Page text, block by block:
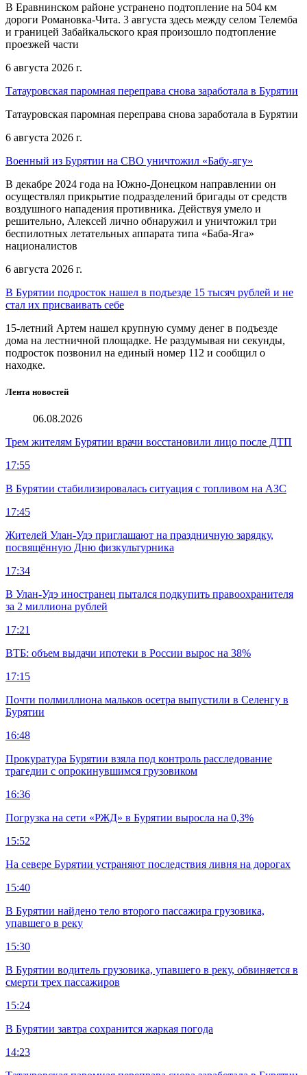
В Еравнинском районе устранено подтопление на 504 км
дороги Романовка-Чита. 3 августа здесь между селом Телемба
и границей Забайкальского края произошло подтопление
проезжей части
6 августа 2026 г.
Татауровская паромная переправа снова заработала в Бурятии
Татауровская паромная переправа снова заработала в Бурятии
6 августа 2026 г.
Военный из Бурятии на СВО уничтожил «Бабу-ягу»
В декабре 2024 года на Южно-Донецком направлении он
осуществлял прикрытие подразделений бригады от средств
воздушного нападения противника. Действуя умело и
решительно, Алексей лично обнаружил и уничтожил три
беспилотных летательных аппарата типа «Баба-Яга»
националистов
6 августа 2026 г.
В Бурятии подросток нашел в подъезде 15 тысяч рублей и не
стал их присваивать себе
15-летний Артем нашел крупную сумму денег в подъезде
дома на лестничной площадке. Не раздумывая ни секунды,
подросток позвонил на единый номер 112 и сообщил о
находке.
Лента новостей
06.08.2026
Трем жителям Бурятии врачи восстановили лицо после ДТП
17:55
В Бурятии стабилизировалась ситуация с топливом на АЗС
17:45
Жителей Улан-Удэ приглашают на праздничную зарядку,
посвящённую Дню физкультурника
17:34
В Улан-Удэ иностранец пытался подкупить правоохранителя
за 2 миллиона рублей
17:21
ВТБ: объем выдачи ипотеки в России вырос на 38%
17:15
Почти полмиллиона мальков осетра выпустили в Селенгу в
Бурятии
16:48
Прокуратура Бурятии взяла под контроль расследование
трагедии с опрокинувшимся грузовиком
16:36
Погрузка на сети «РЖД» в Бурятии выросла на 0,3%
15:52
На севере Бурятии устраняют последствия ливня на дорогах
15:40
В Бурятии найдено тело второго пассажира грузовика,
упавшего в реку
15:30
В Бурятии водитель грузовика, упавшего в реку, обвиняется в
смерти трех пассажиров
15:24
В Бурятии завтра сохранится жаркая погода
14:23